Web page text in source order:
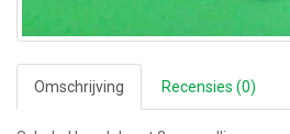
Omschrijving Recensies (0)